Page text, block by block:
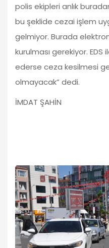
polis ekipleri anlık
bu şeklide cezai işlem
gelmiyor. Burada
kurulması gerekiyor.
ederse ceza kesilmesi
olmayacak” dedi.
İMDAT ŞAHİN